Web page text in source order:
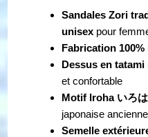
Sandales Zori
unisex pour
Fabrication
Dessus en tatami
et confortable
Motif Iroha いろは
japonaise ancienne
Semelle